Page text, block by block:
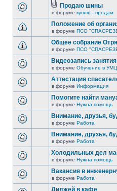
Продаю шины
в форуме куплю - продам
Положение об
в форуме ПСО
Общее собрание
в форуме ПСО
Видеозапись
в форуме Обучение в УМЦ
Аттестация
в форуме Информация
Помогите найти
в форуме Нужна помощь
Внимание, друзья,
в форуме Работа
Внимание, друзья,
в форуме Работа
Холодильных дел
в форуме Нужна помощь
Вакансия в
в форуме Работа
Диджей в кафе